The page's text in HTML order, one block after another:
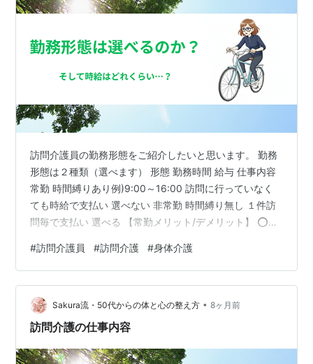
訪問介護員の勤務形態をご紹介したいと思います。 勤務
形態は２種類（選べます） 形態 勤務時間 給与 仕事内容
常勤 時間縛りあり例)9:00～16:00 訪問に行っていなく
ても時給で支払い 選べない 非常勤 時間縛り無し １件訪
問毎で支払い 選べる 【常勤メリット/デメリット】 ⭕訪
生する ❌会社から行く家を指定されるので、基本断れな
い ❌非常勤が行ってくれないような家に行かされる(＝困
難ケース対応) ❌休んだヘルパーのカバーが多い→その日
のシフトが予測不可能 【非常勤メリット/デメリット】
⭕会社から仕事依頼が来ても選べる(断れる) ⭕臨時…
#訪問介護員 #訪問介護 #身体介護
Sakura流・50代からの体と心の整え方 • 8ヶ月前
訪問介護の仕事内容